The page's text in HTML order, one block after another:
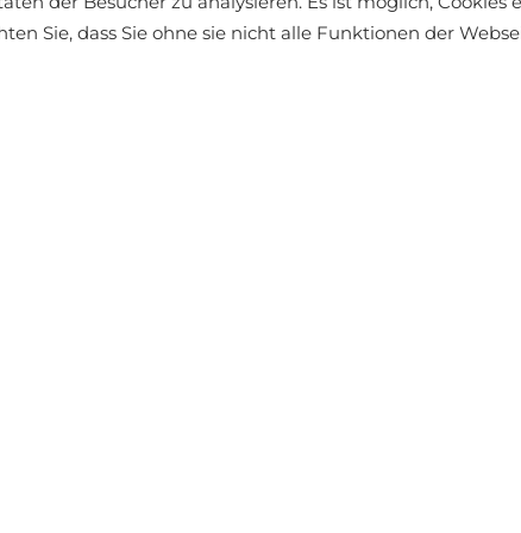
finden
Sie, dass Sie ohne sie nicht alle Funktionen der